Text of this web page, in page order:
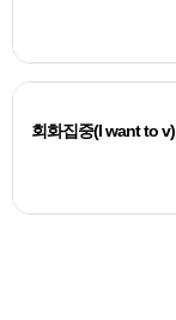
회화집중(I want to v)